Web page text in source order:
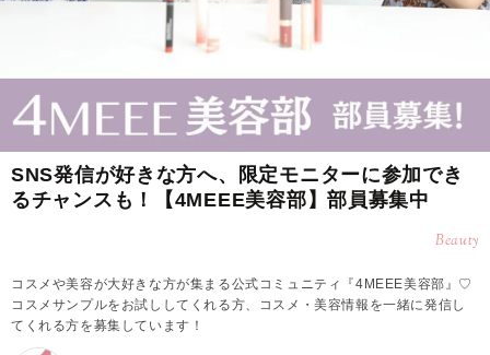
SNS発信が好きな方へ、限定モニターに参加でき
るチャンスも！【4MEEE美容部】部員募集中
Beauty
コスメや美容が大好きな方が集まる公式コミュニティ『4MEEE美容部』♡
コスメサンプルをお試ししてくれる方、コスメ・美容情報を一緒に発信し
てくれる方を募集しています！